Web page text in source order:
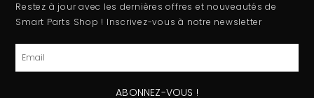
Restez à jour avec les dernières offres et nouveautés de
Smart Parts Shop ! Inscrivez-vous à notre newsletter
Email
ABONNEZ-VOUS !